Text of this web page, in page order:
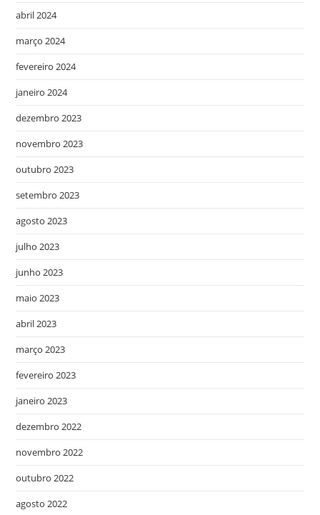
abril 2024
março 2024
fevereiro 2024
janeiro 2024
dezembro 2023
novembro 2023
outubro 2023
setembro 2023
agosto 2023
julho 2023
junho 2023
maio 2023
abril 2023
março 2023
fevereiro 2023
janeiro 2023
dezembro 2022
novembro 2022
outubro 2022
agosto 2022